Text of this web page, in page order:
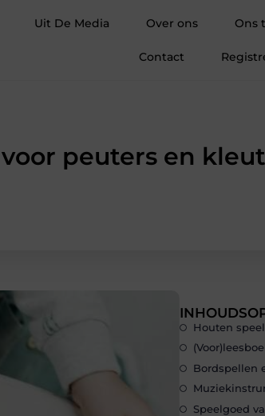
verkoop
Uit De Media Over ons Ons
Contact
peuters en
Houten
Bordspellen
Speelgoed